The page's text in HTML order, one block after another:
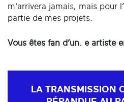
m'arrivera jamais, mais pour
partie de mes projets.
Vous êtes fan d’un. e artiste
LA TRANSMISSION